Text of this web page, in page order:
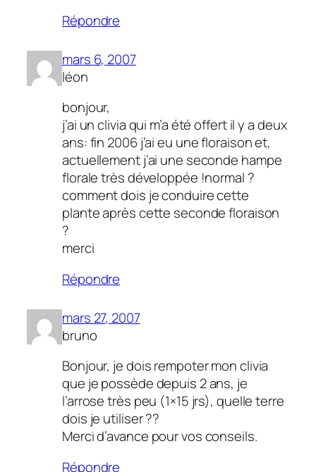
Répondre
mars 6, 2007
léon
bonjour,
j’ai un clivia qui m’a été offert il y a deux
ans: fin 2006 j’ai eu une floraison et,
actuellement j’ai une seconde hampe
florale très développée !normal ?
comment dois je conduire cette
plante après cette seconde floraison
?
merci
Répondre
mars 27, 2007
bruno
Bonjour, je dois rempoter mon clivia
que je possède depuis 2 ans, je
l’arrose très peu (1×15 jrs), quelle terre
dois je utiliser ??
Merci d’avance pour vos conseils.
Répondre